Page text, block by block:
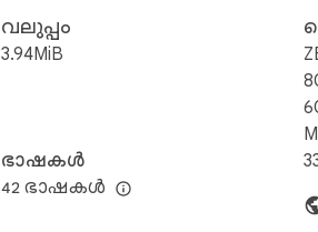
വലുപ്പം
3.94MiB
ഭാഷകൾ
42 ഭാഷകൾ